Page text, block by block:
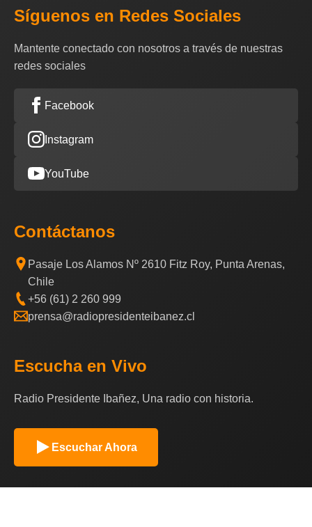
Síguenos en Redes Sociales
Mantente conectado con nosotros a través de nuestras
redes sociales
Facebook
Instagram
YouTube
Contáctanos
Pasaje Los Alamos Nº 2610 Fitz Roy, Punta Arenas,
Chile
+56 (61) 2 260 999
prensa@radiopresidenteibanez.cl
Escucha en Vivo
Radio Presidente Ibañez, Una radio con historia.
Escuchar Ahora